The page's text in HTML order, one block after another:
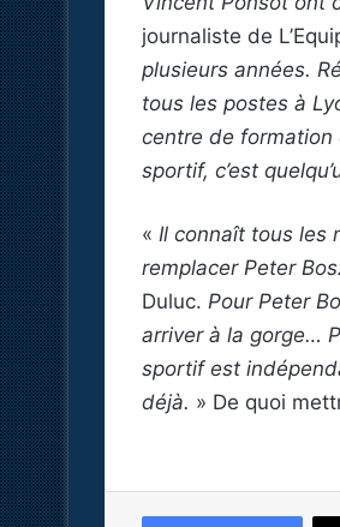
journaliste de
plusieurs années.
tous les postes à
centre de formation
sportif, c’est
« Il connaît tous les
remplacer Peter
Duluc. Pour Peter
arriver à la gorge…
sportif est
déjà. » De quoi